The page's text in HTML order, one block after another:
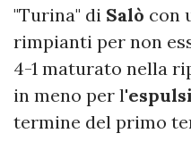
"Turina" di Salò con
rimpianti per non
4-1 maturato nella
in meno per l'
termine del primo